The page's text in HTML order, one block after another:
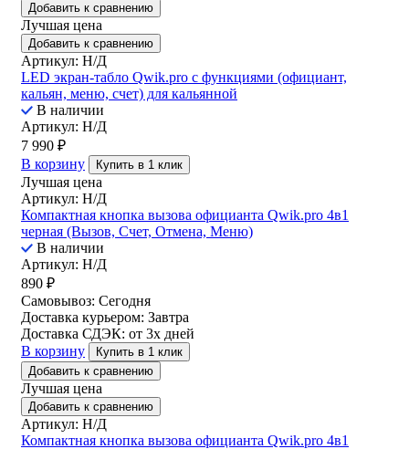
Добавить к сравнению
Лучшая цена
Добавить к сравнению
Артикул: Н/Д
LED экран-табло Qwik.pro с функциями (официант,
кальян, меню, счет) для кальянной
В наличии
Артикул: Н/Д
7 990 ₽
В корзину
Купить в 1 клик
Лучшая цена
Артикул: Н/Д
Компактная кнопка вызова официанта Qwik.pro 4в1
черная (Вызов, Счет, Отмена, Меню)
В наличии
Артикул: Н/Д
890 ₽
Самовывоз: Сегодня
Доставка курьером: Завтра
Доставка СДЭК: от 3х дней
В корзину
Купить в 1 клик
Добавить к сравнению
Лучшая цена
Добавить к сравнению
Артикул: Н/Д
Компактная кнопка вызова официанта Qwik.pro 4в1